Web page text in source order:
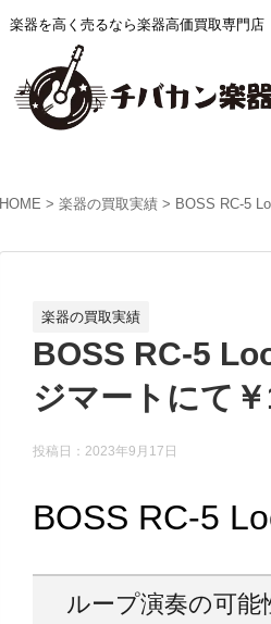
楽器を高く売るなら楽器高価買取専門
HOME 楽器の買取実績 BOSS RC-5
楽器の買取実績
BOSS RC-5
ジマートにて
投稿日：2023年9月17日
BOSS RC-5
ループ演奏の可能